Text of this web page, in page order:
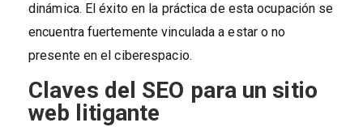
dinámica. El éxito en la práctica de esta ocupación se
encuentra fuertemente vinculada a estar o no
presente en el ciberespacio.
Claves del SEO para un sitio
web litigante